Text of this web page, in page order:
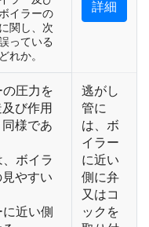
イラーの
関し、次
っている
れか。
詳細
圧力を
び作用
様であ
ボイラ
やすい
近い側
逃がし
管に
は、ボ
イラー
に近い
側に弁
又はコ
ックを